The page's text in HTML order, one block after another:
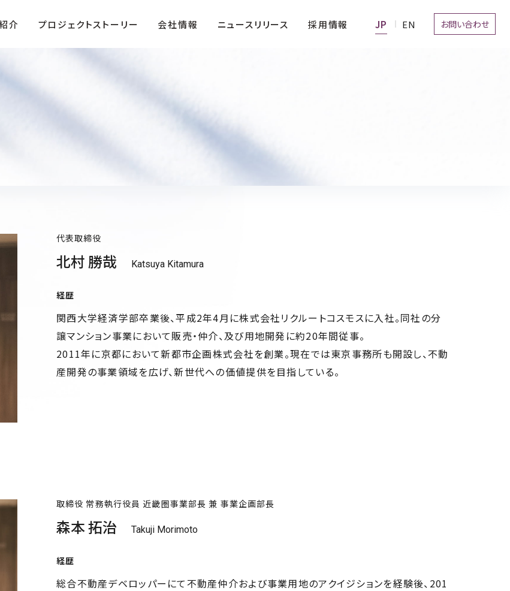
介 プロジェクトストーリー 会社情報
沿革
ニュースリリース 採用情報 お問い合わせ
代表取締役
北村 勝哉 Katsuya Kitamura
経歴
関西大学経済学部卒業後、平成2年4月に株式会社リクルートコスモスに入社。同社の分
譲マンション事業において販売・仲介、及び用地開発に約20年間従事。
2011年に京都において新都市企画株式会社を創業。現在では東京事務所も開設し、不動
産開発の事業領域を広げ、新世代への価値提供を目指している。
取締役 常務執行役員 近畿圏事業部長 兼 事業企画部長
森本 拓治 Takuji Morimoto
経歴
総合不動産デベロッパーにて不動産仲介および事業用地のアクイジションを経験後、201